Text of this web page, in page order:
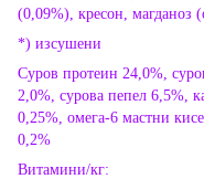
(0,09%), кресон,
*) изсушени
Суров протеин 24,0%,
2,0%, сурова пепел 6,5%,
0,25%, омега-6 мастни
0,2%
Витамини/кг: